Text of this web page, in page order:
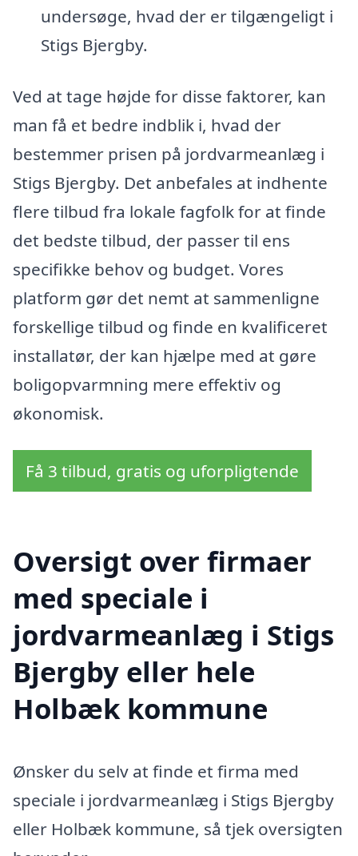
undersøge, hvad der er tilgængeligt i
Stigs Bjergby.
Ved at tage højde for disse faktorer, kan
man få et bedre indblik i, hvad der
bestemmer prisen på jordvarmeanlæg i
Stigs Bjergby. Det anbefales at indhente
flere tilbud fra lokale fagfolk for at finde
det bedste tilbud, der passer til ens
specifikke behov og budget. Vores
platform gør det nemt at sammenligne
forskellige tilbud og finde en kvalificeret
installatør, der kan hjælpe med at gøre
boligopvarmning mere effektiv og
økonomisk.
Få 3 tilbud, gratis og uforpligtende
Oversigt over firmaer
med speciale i
jordvarmeanlæg i Stigs
Bjergby eller hele
Holbæk kommune
Ønsker du selv at finde et firma med
speciale i jordvarmeanlæg i Stigs Bjergby
eller Holbæk kommune, så tjek oversigten